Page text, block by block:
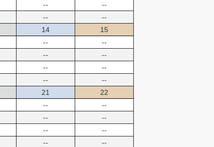
--
--
--
--
14
--
--
--
--
15
--
--
--
--
21
--
--
--
--
22
--
--
--
--